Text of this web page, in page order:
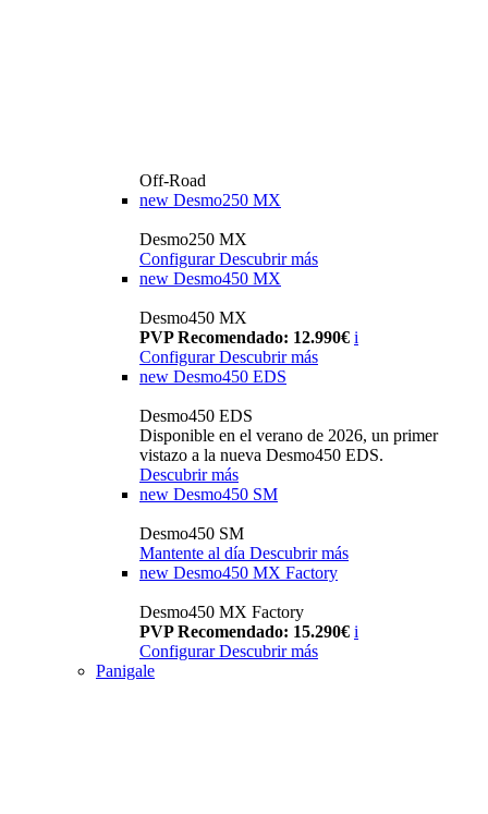
Off-Road
new Desmo250 MX
Desmo250 MX
Configurar Descubrir más
new Desmo450 MX
Desmo450 MX
PVP Recomendado: 12.990€ i
Configurar Descubrir más
new Desmo450 EDS
Desmo450 EDS
Disponible en el verano de 2026, un primer
vistazo a la nueva Desmo450 EDS.
Descubrir más
new Desmo450 SM
Desmo450 SM
Mantente al día Descubrir más
new Desmo450 MX Factory
Desmo450 MX Factory
PVP Recomendado: 15.290€ i
Configurar Descubrir más
Panigale